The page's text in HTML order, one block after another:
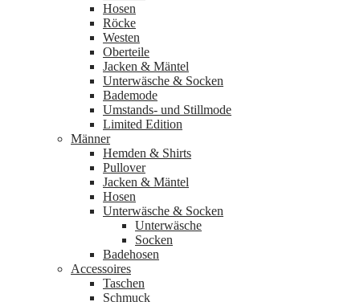
Hosen
Röcke
Westen
Oberteile
Jacken & Mäntel
Unterwäsche & Socken
Bademode
Umstands- und Stillmode
Limited Edition
Männer
Hemden & Shirts
Pullover
Jacken & Mäntel
Hosen
Unterwäsche & Socken
Unterwäsche
Socken
Badehosen
Accessoires
Taschen
Schmuck